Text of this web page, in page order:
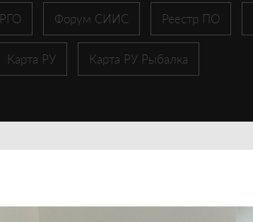
РГО Форум СИИС Реестр ПО
Карта РУ Карта РУ Рыбалка